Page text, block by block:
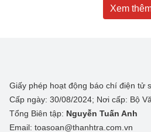
Xem
Giấy phép hoạt động báo chí điện tử
Cấp ngày: 30/08/2024; Nơi cấp: Bộ
Tổng Biên tập: Nguyễn Tuấn Anh
Email: toasoan@thanhtra.com.vn